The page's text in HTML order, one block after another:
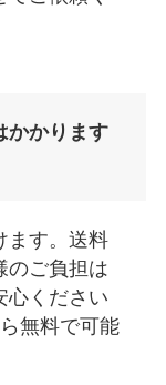
かかります
ます。送料
のご負担は
心ください
無料で可能